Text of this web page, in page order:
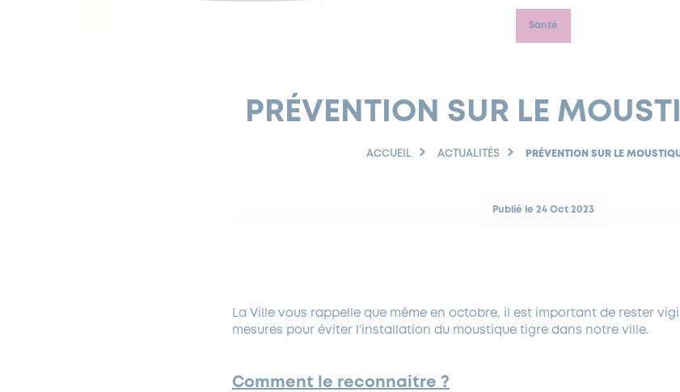
Santé
PRÉVENTION SUR LE
ACCUEIL ACTUALITÉS PRÉVENTION SUR LE
Publié le 24 Oct 2023
La Ville vous rappelle que même en octobre, il est important de rester
mesures pour éviter l’installation du moustique tigre dans notre ville.
Comment le reconnaitre ?